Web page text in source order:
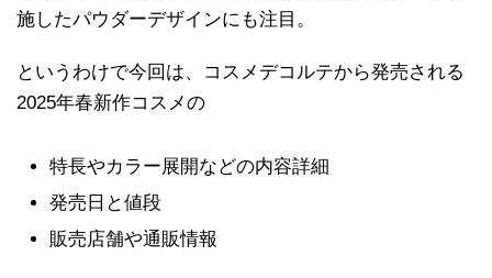
施したパウダーデザインにも注目。
というわけで今回は、コスメデコルテから発売される
2025年春新作コスメの
特長やカラー展開などの内容詳細
発売日と値段
販売店舗や通販情報